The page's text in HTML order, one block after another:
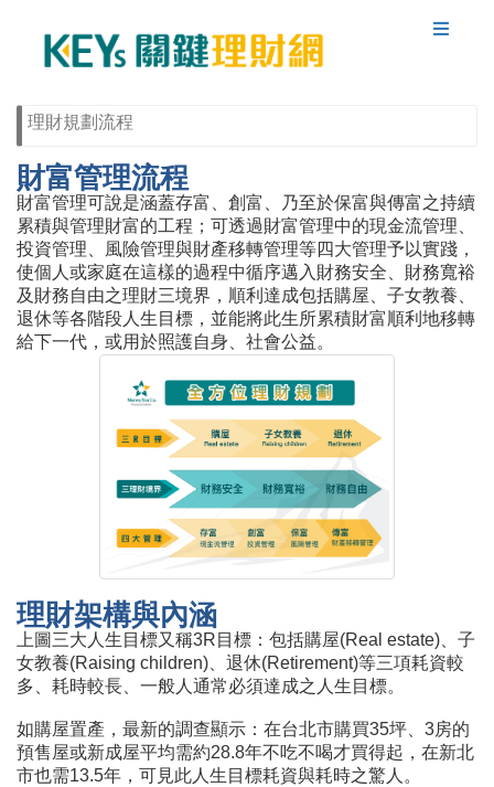
理財規劃流程
財富管理流程
財富管理可說是涵蓋存富、創富、乃至於保富與傳富之持續
累積與管理財富的工程；可透過財富管理中的現金流管理、
投資管理、風險管理與財產移轉管理等四大管理予以實踐，
使個人或家庭在這樣的過程中循序邁入財務安全、財務寬裕
及財務自由之理財三境界，順利達成包括購屋、子女教養、
退休等各階段人生目標，並能將此生所累積財富順利地移轉
給下一代，或用於照護自身、社會公益。
理財架構與內涵
上圖三大人生目標又稱3R目標：包括購屋(Real estate)、子
女教養(Raising children)、退休(Retirement)等三項耗資較
多、耗時較長、一般人通常必須達成之人生目標。
如購屋置產，最新的調查顯示：在台北市購買35坪、3房的
預售屋或新成屋平均需約28.8年不吃不喝才買得起，在新北
市也需13.5年，可見此人生目標耗資與耗時之驚人。